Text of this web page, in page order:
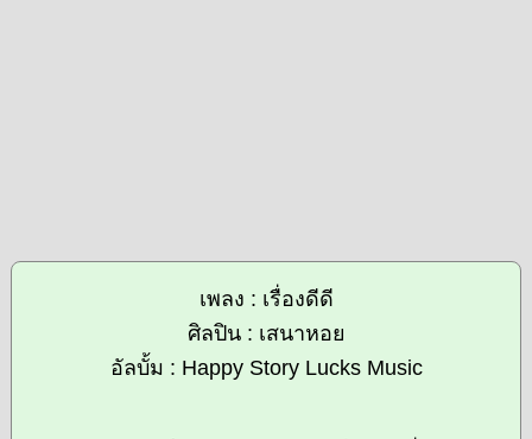
เพลง : เรื่องดีดี
ศิลปิน : เสนาหอย
อัลบั้ม : Happy Story Lucks Music